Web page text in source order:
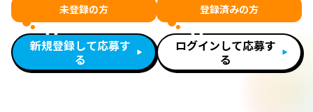
未登録の方
新規登録して応募す
る
登録済みの方
ログインして応募す
る